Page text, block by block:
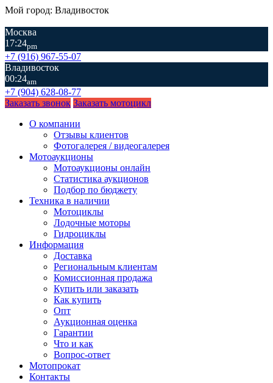
Мой город: Владивосток
Москва
17:24pm
+7 (916) 967-55-07
Владивосток
00:24am
+7 (904) 628-08-77
Заказать звонок Заказать мотоцикл
О компании
Отзывы клиентов
Фотогалерея / видеогалерея
Мотоаукционы
Мотоаукционы онлайн
Статистика аукционов
Подбор по бюджету
Техника в наличии
Мотоциклы
Лодочные моторы
Гидроциклы
Информация
Доставка
Региональным клиентам
Комиссионная продажа
Купить или заказать
Как купить
Опт
Аукционная оценка
Гарантии
Что и как
Вопрос-ответ
Мотопрокат
Контакты